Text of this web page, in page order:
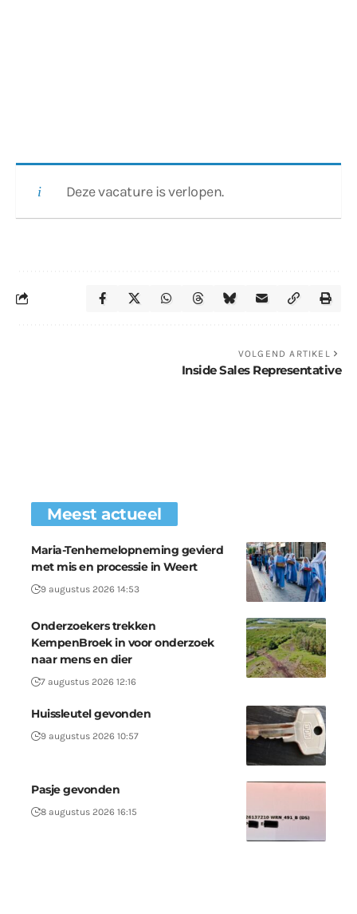
Deze vacature is verlopen.
VOLGEND ARTIKEL
Inside Sales Representative
Meest actueel
Maria-Tenhemelopneming gevierd
met mis en processie in Weert
9 augustus 2026 14:53
Onderzoekers trekken
KempenBroek in voor onderzoek
naar mens en dier
7 augustus 2026 12:16
Huissleutel gevonden
9 augustus 2026 10:57
Pasje gevonden
8 augustus 2026 16:15